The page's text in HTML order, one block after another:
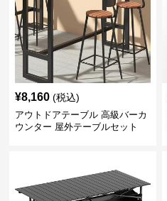
¥8,160 (税込)
アウトドアテーブル 高級バーカ
ウンター 屋外テーブルセット